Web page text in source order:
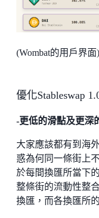
(Wombat的用戶界面)
優化Stableswap
-更低的滑點及更深
大家應該都有到海
惑為何同一條街上
於每間換匯所當下
整條街的流動性整
換匯，而各換匯所